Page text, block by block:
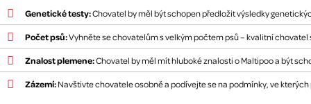
Genetické testy:Chovatel by měl být schopen předložit výsledky
Počet psů:Vyhněte se chovatelům s velkým počtem psů – kvalitní
Znalost plemene:Chovatel by měl mít hluboké znalosti o Maltipoo a být
Zázemí:Navštivte chovatele osobně a podívejte se na podmínky, ve